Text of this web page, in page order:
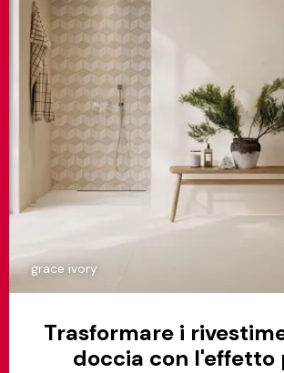
grace ivory
Trasformare i
doccia con l'effetto